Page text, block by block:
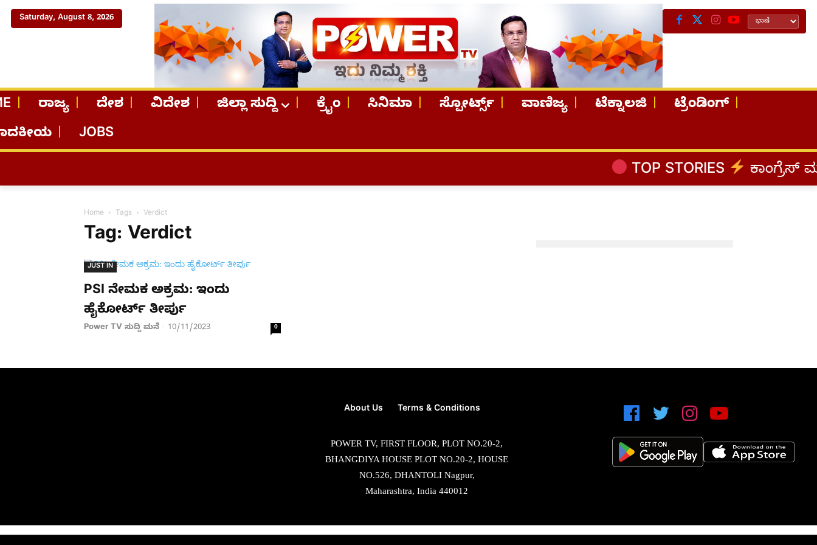
Saturday, August 8, 2026
ರಾಜ್ಯ ದೇಶ ವಿದೇಶ ಜಿಲ್ಲಾ ಸುದ್ದಿ ಕ್ರೈಂ ಸಿನಿಮಾ ಸ್ಪೋರ್ಟ್ಸ್ ವಾಣಿಜ್ಯ ಟೆಕ್ನಾಲಜಿ
ಟ್ರೆಂಡಿಂಗ್
JOBS
TOP STORIES ಕಾಂಗ್ರೆಸ್‌
Home Tags Verdict
Tag: Verdict
JUST IN
PSI ನೇಮಕ ಅಕ್ರಮ: ಇಂದು
ಹೈಕೋರ್ಟ್ ತೀರ್ಪು
Power TV ಸುದ್ದಿ ಮನೆ - 10/11/2023 0
About Us Terms & Conditions
POWER TV, FIRST FLOOR, PLOT NO.20-2,
BHANGDIYA HOUSE PLOT NO.20-2, HOUSE
NO.526, DHANTOLI Nagpur,
Maharashtra, India 440012